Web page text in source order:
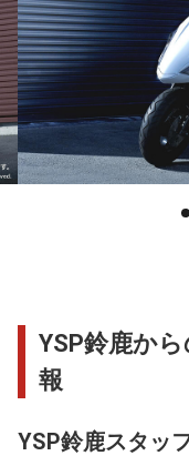
YSP鈴鹿か
報
YSP鈴鹿スタッ